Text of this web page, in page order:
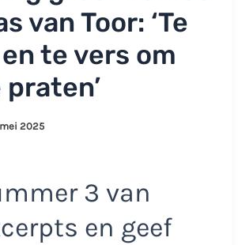
van Toor: ‘Te
te vers om
mei 2025
3 van
en geef